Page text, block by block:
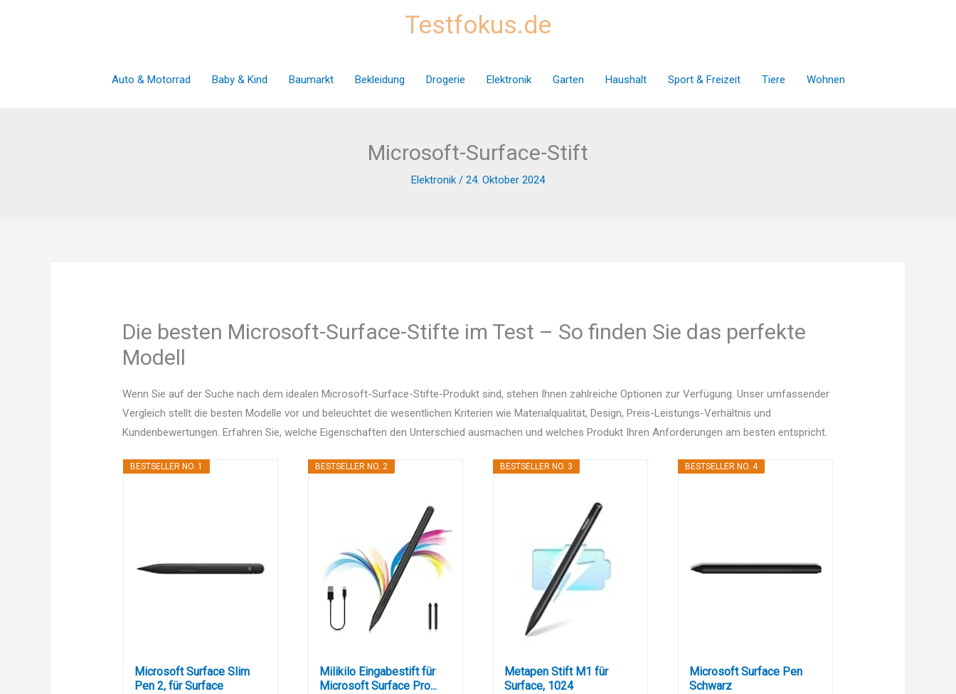
Testfokus.de
Auto & Motorrad Baby & Kind Baumarkt Bekleidung Drogerie Elektronik Garten Haushalt Sport & Freizeit Tiere Wohnen
Microsoft-Surface-Stift
Elektronik / 24. Oktober 2024
Die besten Microsoft-Surface-Stifte im Test – So finden Sie das perfekte
Modell
Wenn Sie auf der Suche nach dem idealen Microsoft-Surface-Stifte-Produkt sind, stehen Ihnen zahlreiche Optionen zur Verfügung. Unser umfassender
Vergleich stellt die besten Modelle vor und beleuchtet die wesentlichen Kriterien wie Materialqualität, Design, Preis-Leistungs-Verhältnis und
Kundenbewertungen. Erfahren Sie, welche Eigenschaften den Unterschied ausmachen und welches Produkt Ihren Anforderungen am besten entspricht.
BESTSELLER NO. 1
Microsoft Surface Slim
Pen 2, für Surface
BESTSELLER NO. 2
Milikilo Eingabestift für
Microsoft Surface Pro...
BESTSELLER NO. 3
Metapen Stift M1 für
Surface, 1024
BESTSELLER NO. 4
Microsoft Surface Pen
Schwarz